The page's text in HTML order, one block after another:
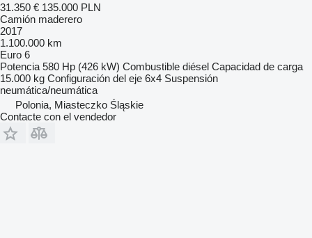
31.350 € 135.000 PLN
Camión maderero
2017
1.100.000 km
Euro 6
Potencia 580 Hp (426 kW) Combustible diésel Capacidad de carga
15.000 kg Configuración del eje 6x4 Suspensión
neumática/neumática
Polonia, Miasteczko Śląskie
Contacte con el vendedor